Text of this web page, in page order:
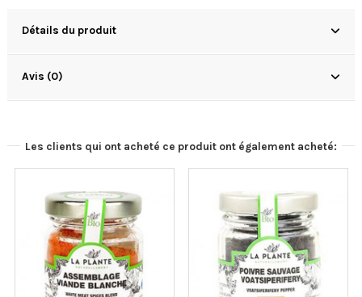
Détails du produit
Avis (0)
Les clients qui ont acheté ce produit ont également acheté: